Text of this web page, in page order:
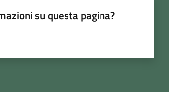
su questa pagina?